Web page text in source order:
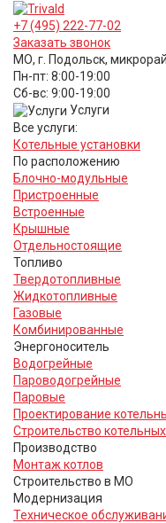
+7 (495) 222-77-02
Заказать звонок
МО, г. Подольск,
Пн-пт: 8:00-19:00
Cб-вс: 9:00-19:00
Услуги
Все услуги:
Котельные установки
По расположению
Блочно-модульные
Пристроенные
Встроенные
Крышные
Отдельностоящие
Топливо
Твердотопливные
Жидкотопливные
Газовые
Комбинированные
Энергоноситель
Водогрейные
Пароводогрейные
Паровые
Проектирование
Строительство котельных
Производство
Монтаж котлов
Строительство в МО
Модернизация
Техническое